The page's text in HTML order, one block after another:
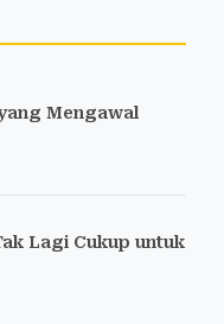
Mengawal
Lagi Cukup untuk